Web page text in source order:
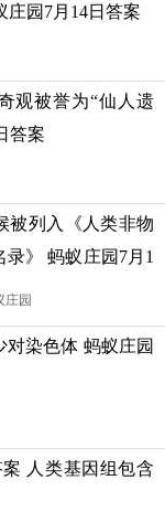
庄园7月14日答案
观被誉为“仙人遗
答案
被列入《人类非物
》 蚂蚁庄园7月1
庄园
对染色体 蚂蚁庄园
人类基因组包含